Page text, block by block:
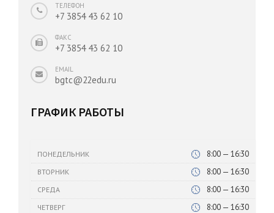
ТЕЛЕФОН
+7 3854 43 62 10
ФАКС
+7 3854 43 62 10
EMAIL
bgtc@22edu.ru
ГРАФИК РАБОТЫ
ПОНЕДЕЛЬНИК 8:00 — 16:30
ВТОРНИК 8:00 — 16:30
СРЕДА 8:00 — 16:30
ЧЕТВЕРГ 8:00 — 16:30